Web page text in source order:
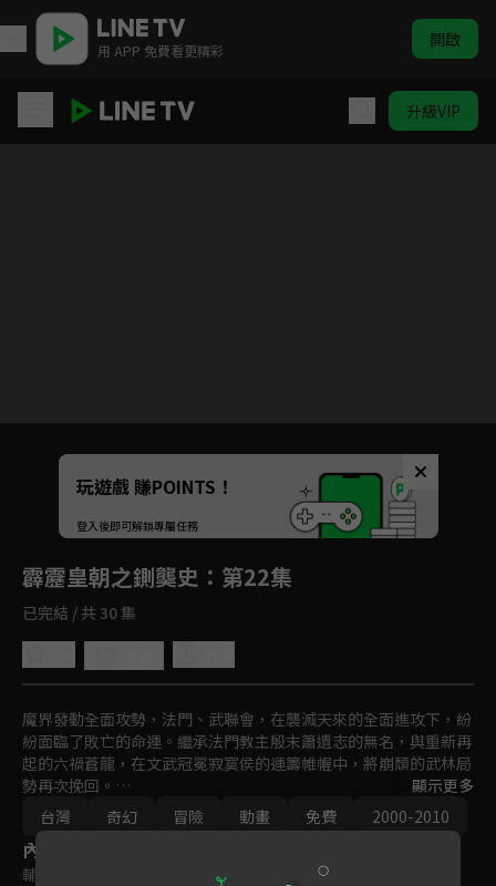
用 APP 免費看更精彩 開啟
升級VIP
Unmute
如有不便請見諒
玩遊戲 賺POINTS！
登入後即可解鎖專屬任務
霹靂皇朝之鍘龑史 ：第22集
已完結 / 共 30 集
魔界發動全面攻勢，法門、武聯會，在襲滅天來的全面進攻下，紛
紛面臨了敗亡的命運。繼承法門教主殷末簫遺志的無名，與重新再
起的六禍蒼龍，在文武冠冕寂寞侯的運籌帷幄中，將崩頹的武林局
勢再次挽回。
無奈天下太平，天下止爭的做法卻掀起武林新風暴。伴隨著六禍蒼
龍暴政將起，一代神人素還真重出武林，準備推翻六禍王朝，與一
代智星寂寞侯正面對抗。兩名頂尖智者的對決，究竟在這場雙方運
籌帷幄的棋局中，會寫下怎樣的歷史？
顯示更多
台灣
奇幻 冒險 動畫 免費 2000-2010
內容標籤
輔導十二歲級